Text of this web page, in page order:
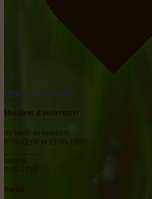
obtenir un itinéraire
Horaires d'ouverture:
du lundi au vendredi
8:00-12:00 et 13:00-18:00
samedi
8:00-18:00
Social